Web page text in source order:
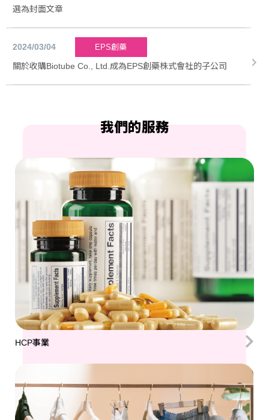
選為封面文章
2024/03/04 EPS創藥
關於收購Biotube Co., Ltd.成為EPS創藥株式會社的子公司
我們的服務
HCP事業